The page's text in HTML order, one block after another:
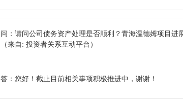
问： 请问公司债务资产处理是否顺利？青海温德姆项目进
（来自: 投资者关系互动平台）
答： 您好！截止目前相关事项积极推进中，谢谢！